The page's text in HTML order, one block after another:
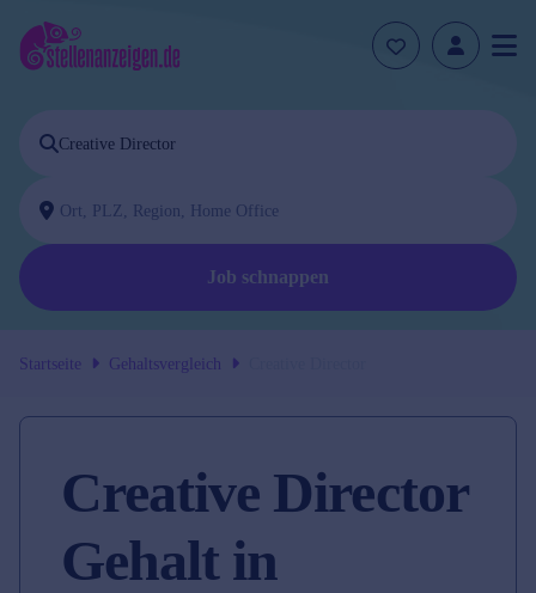
Job schnappen
Startseite Gehaltsvergleich
Creative Director
Gehalt in